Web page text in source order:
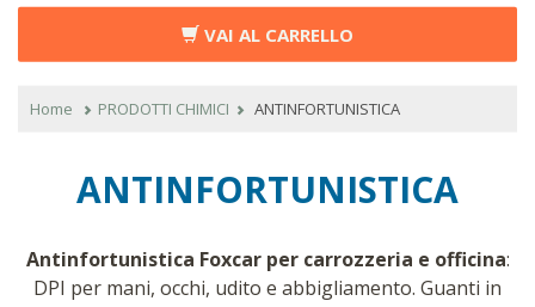
VAI AL CARRELLO
Home PRODOTTI CHIMICI ANTINFORTUNISTICA
ANTINFORTUNISTICA
Antinfortunistica Foxcar per carrozzeria e officina:
DPI per mani, occhi, udito e abbigliamento. Guanti in